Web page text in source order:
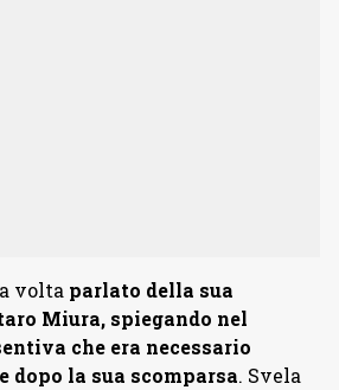
volta parlato della sua
Miura, spiegando nel
che era necessario
dopo la sua scomparsa. Svela